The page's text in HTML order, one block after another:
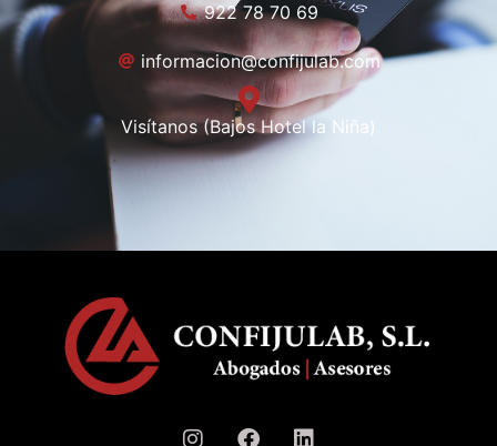
922 78 70 69
informacion@confijulab.com
Visítanos (Bajos Hotel la Niña)